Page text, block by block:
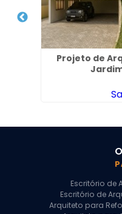
Projeto de
Escritório de
Escritório de
Arquiteto para